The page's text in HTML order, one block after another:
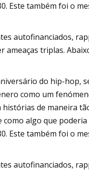
Este também foi o
autofinanciados,
triplas.
do hip-hop,
como um
de maneira
como algo que
Este também foi o
autofinanciados,